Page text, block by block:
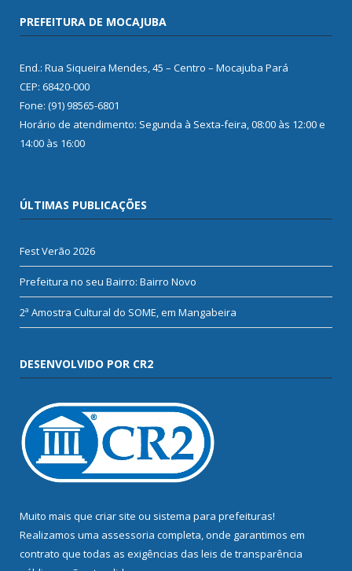
PREFEITURA DE MOCAJUBA
End.: Rua Siqueira Mendes, 45 – Centro – Mocajuba Pará
CEP: 68420-000
Fone: (91) 98565-6801
Horário de atendimento: Segunda à Sexta-feira, 08:00 às 12:00 e
14:00 às 16:00
ÚLTIMAS PUBLICAÇÕES
Fest Verão 2026
Prefeitura no seu Bairro: Bairro Novo
2ª Amostra Cultural do SOME, em Mangabeira
DESENVOLVIDO POR CR2
Muito mais que criar site ou sistema para prefeituras!
Realizamos uma assessoria completa, onde garantimos em
contrato que todas as exigências das leis de transparência